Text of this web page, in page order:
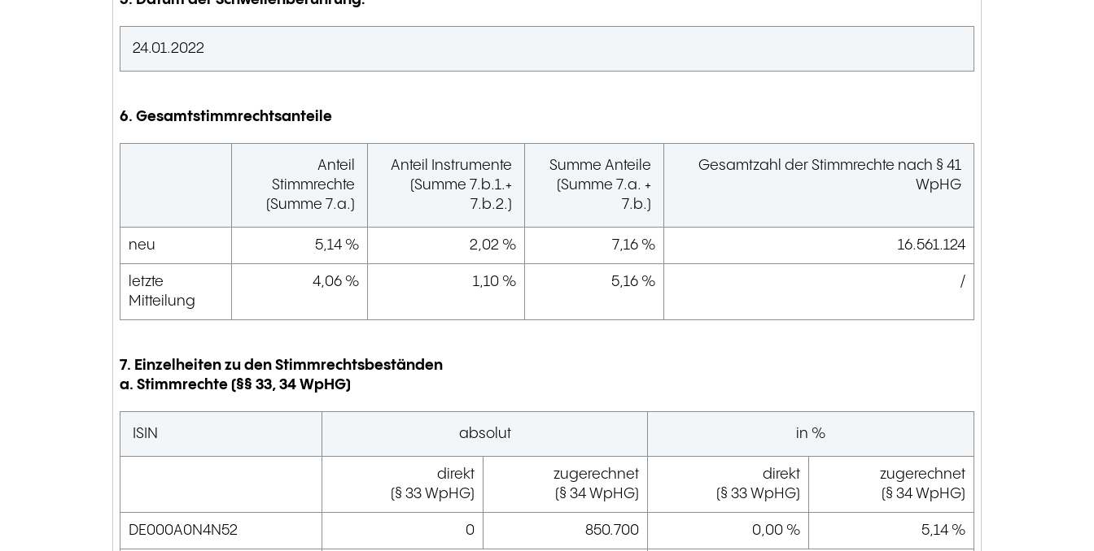
24.01.2022
6. Gesamtstimmrechtsanteile
Anteil
Stimmrechte
(Summe 7.a.)
Anteil Instrumente
(Summe 7.b.1.+
7.b.2.)
Summe Anteile
(Summe 7.a. +
7.b.)
Gesamtzahl der Stimmrechte nach § 41
WpHG
neu 5,14 % 2,02 % 7,16 % 16.561.124
letzte
Mitteilung
4,06 % 1,10 % 5,16 % /
7. Einzelheiten zu den Stimmrechtsbeständen
a. Stimmrechte (§§ 33, 34 WpHG)
ISIN absolut in %
direkt
(§ 33 WpHG)
zugerechnet
(§ 34 WpHG)
direkt
(§ 33 WpHG)
zugerechnet
(§ 34 WpHG)
DE000A0N4N52 0 850.700 0,00 % 5,14 %